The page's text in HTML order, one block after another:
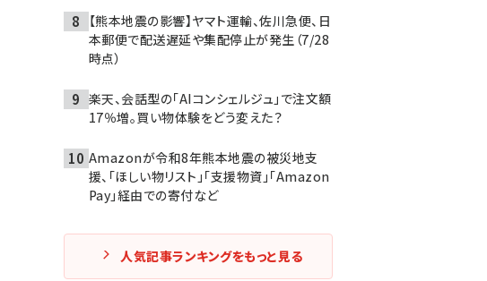
【熊本地震の影響】ヤマト運輸、佐川急便、日
本郵便で配送遅延や集配停止が発生（7/28
時点）
楽天、会話型の「AIコンシェルジュ」で注文額
17％増。買い物体験をどう変えた？
Amazonが令和8年熊本地震の被災地支
援、「ほしい物リスト」「支援物資」「Amazon
Pay」経由での寄付など
人気記事ランキングをもっと見る